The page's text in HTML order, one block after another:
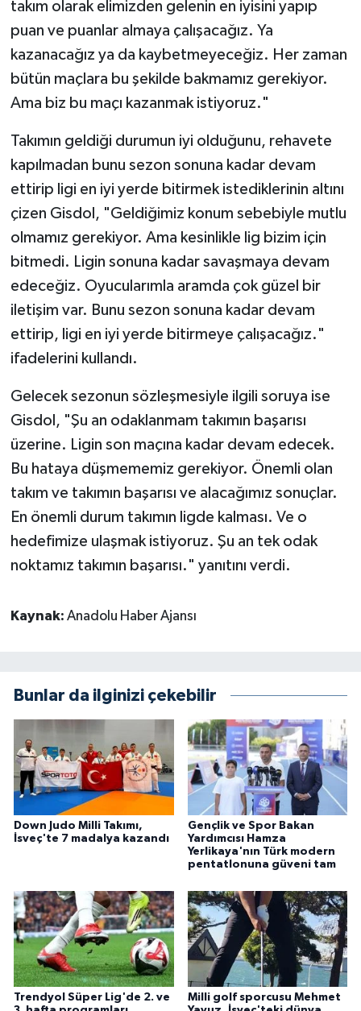
takım olarak elimizden gelenin en iyisini yapıp
puan ve puanlar almaya çalışacağız. Ya
kazanacağız ya da kaybetmeyeceğiz. Her zaman
bütün maçlara bu şekilde bakmamız gerekiyor.
Ama biz bu maçı kazanmak istiyoruz."
Takımın geldiği durumun iyi olduğunu, rehavete
kapılmadan bunu sezon sonuna kadar devam
ettirip ligi en iyi yerde bitirmek istediklerinin altını
çizen Gisdol, "Geldiğimiz konum sebebiyle mutlu
olmamız gerekiyor. Ama kesinlikle lig bizim için
bitmedi. Ligin sonuna kadar savaşmaya devam
edeceğiz. Oyucularımla aramda çok güzel bir
iletişim var. Bunu sezon sonuna kadar devam
ettirip, ligi en iyi yerde bitirmeye çalışacağız."
ifadelerini kullandı.
Gelecek sezonun sözleşmesiyle ilgili soruya ise
Gisdol, "Şu an odaklanmam takımın başarısı
üzerine. Ligin son maçına kadar devam edecek.
Bu hataya düşmememiz gerekiyor. Önemli olan
takım ve takımın başarısı ve alacağımız sonuçlar.
En önemli durum takımın ligde kalması. Ve o
hedefimize ulaşmak istiyoruz. Şu an tek odak
noktamız takımın başarısı." yanıtını verdi.
Kaynak: Anadolu Haber Ajansı
Bunlar da ilginizi çekebilir
Down Judo Milli Takımı,
İsveç'te 7 madalya kazandı
Gençlik ve Spor Bakan
Yardımcısı Hamza
Yerlikaya'nın Türk modern
pentatlonuna güveni tam
Trendyol Süper Lig'de 2. ve
Milli golf sporcusu Mehmet